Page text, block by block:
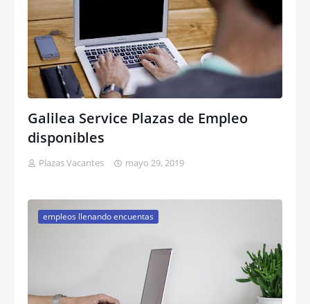
Galilea Service Plazas de Empleo
disponibles
Plazas Vacantes mayo 29, 2019
empleos llenando encuentas